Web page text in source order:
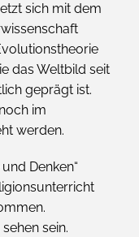
sich mit dem
das Weltbild seit
geprägt ist.
im
werden.
Denken“
sein.